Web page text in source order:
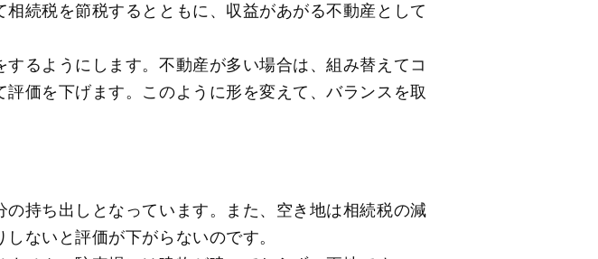
続税を節税するとともに、収益があがる不動産として
るようにします。不動産が多い場合は、組み替えてコ
価を下げます。このように形を変えて、バランスを取
持ち出しとなっています。また、空き地は相続税の減
ないと評価が下がらないのです。